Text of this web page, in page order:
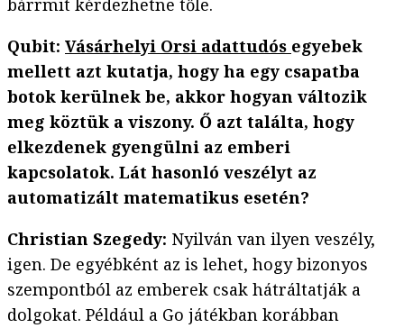
bárrmit kérdezhetne tőle.
Qubit: Vásárhelyi Orsi adattudós egyebek
mellett azt kutatja, hogy ha egy csapatba
botok kerülnek be, akkor hogyan változik
meg köztük a viszony. Ő azt találta, hogy
elkezdenek gyengülni az emberi
kapcsolatok. Lát hasonló veszélyt az
automatizált matematikus esetén?
Christian Szegedy: Nyilván van ilyen veszély,
igen. De egyébként az is lehet, hogy bizonyos
szempontból az emberek csak hátráltatják a
dolgokat. Például a Go játékban korábban